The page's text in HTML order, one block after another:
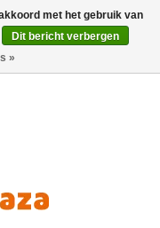
met het gebruik van
Dit bericht verbergen
»